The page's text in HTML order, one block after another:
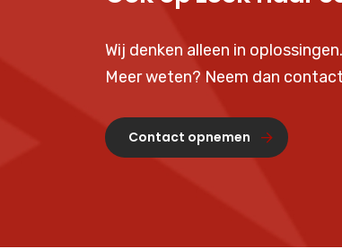
Wij denken alleen in
Meer weten? Neem dan
Contact opnemen